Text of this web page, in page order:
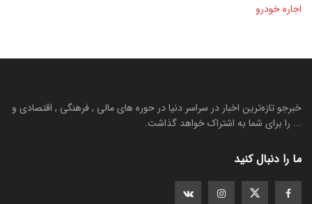
اجاره خودرو
خبرجو تازه‌ترین اخبار در سراسر دنیا در حوره های مالی , فرهنگی , اقتصادی و
... را برای شما به اشتراک خواهد گذاشت.
ما را دنبال کنید